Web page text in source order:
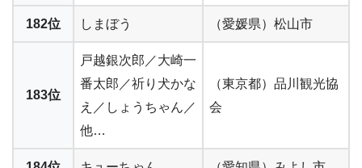
182位 しまぼう （愛媛県）松山市
183位
戸越銀次郎／大崎一
番太郎／祈り犬かな
え／しょうちゃん／
他…
（東京都）品川観光協
会